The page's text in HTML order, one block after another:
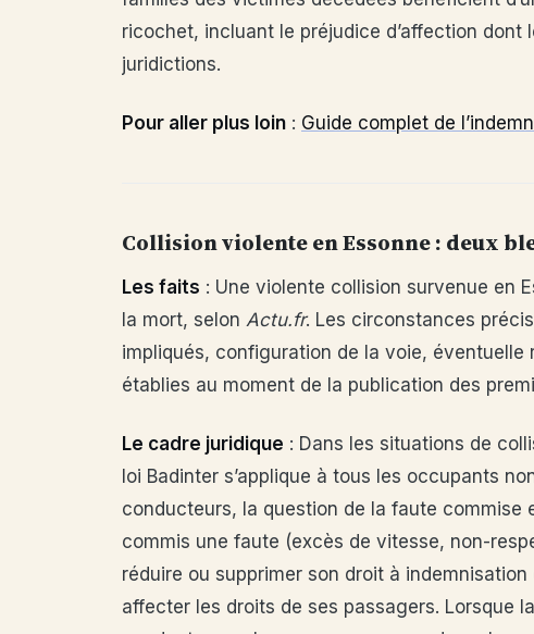
ricochet, incluant le préjudice d’affection
juridictions.
Pour aller plus loin : Guide complet de
Collision violente en Essonne : deux
Les faits : Une violente collision survenue en
la mort, selon Actu.fr. Les circonstances
impliqués, configuration de la voie,
établies au moment de la publication des
Le cadre juridique : Dans les situations de
loi Badinter s’applique à tous les occupants
conducteurs, la question de la faute commise
commis une faute (excès de vitesse, non-
réduire ou supprimer son droit à
affecter les droits de ses passagers. Lorsque